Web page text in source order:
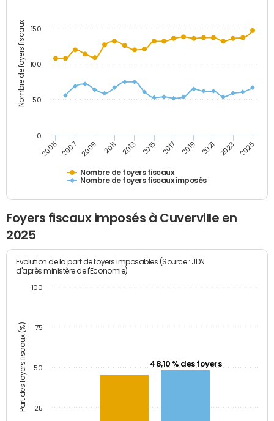
Nombre de foyers fiscaux
Nombre de foyers fiscaux
Nombre de foyers fiscaux imposés
2005 2007 2009 2011 2013 2015 2017 2019 2021 2023 2025
0
50
100
150
Foyers fiscaux imposés à Cuverville en
2025
Part des foyers fiscaux (%)
Evolution de la part de foyers imposables (Source : JDN
d'après ministère de l'Economie)
48,10 % des foyers
25
50
75
100